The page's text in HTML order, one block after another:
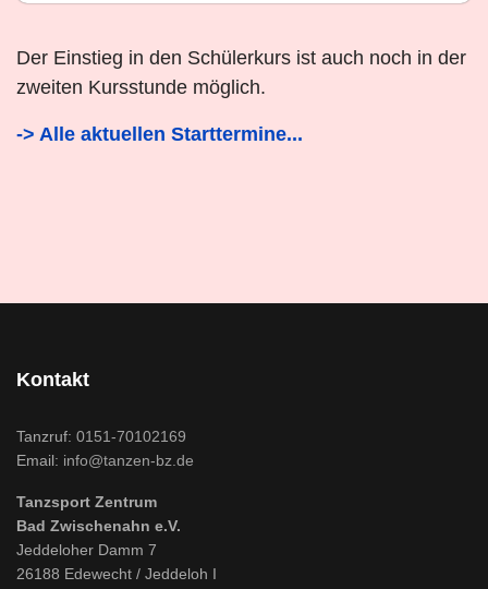
Der Einstieg in den Schülerkurs ist auch noch in der
zweiten Kursstunde möglich.
-> Alle aktuellen Starttermine...
Kontakt
Tanzruf: 0151-70102169
Email: info@tanzen-bz.de
Tanzsport Zentrum
Bad Zwischenahn e.V.
Jeddeloher Damm 7
26188 Edewecht / Jeddeloh I